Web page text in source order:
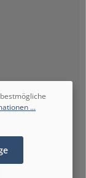
...